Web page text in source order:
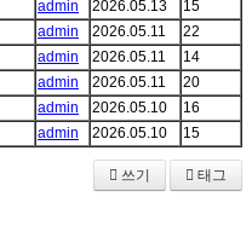
admin 2026.05.13
15
admin 2026.05.11
22
admin 2026.05.11
14
admin 2026.05.11
20
admin 2026.05.10
16
admin 2026.05.10 15
쓰기 태그